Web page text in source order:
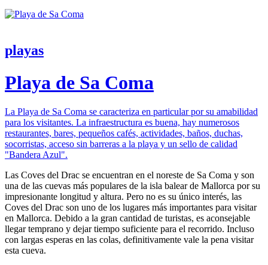
playas
Playa de Sa Coma
La Playa de Sa Coma se caracteriza en particular por su amabilidad
para los visitantes. La infraestructura es buena, hay numerosos
restaurantes, bares, pequeños cafés, actividades, baños, duchas,
socorristas, acceso sin barreras a la playa y un sello de calidad
"Bandera Azul".
Las Coves del Drac se encuentran en el noreste de Sa Coma y son
una de las cuevas más populares de la isla balear de Mallorca por su
impresionante longitud y altura. Pero no es su único interés, las
Coves del Drac son uno de los lugares más importantes para visitar
en Mallorca. Debido a la gran cantidad de turistas, es aconsejable
llegar temprano y dejar tiempo suficiente para el recorrido. Incluso
con largas esperas en las colas, definitivamente vale la pena visitar
esta cueva.